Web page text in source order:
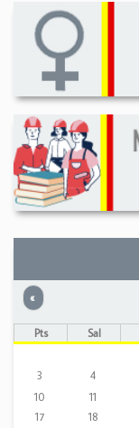
« Önceki
Pts Sal
3
4
10
11
17
18